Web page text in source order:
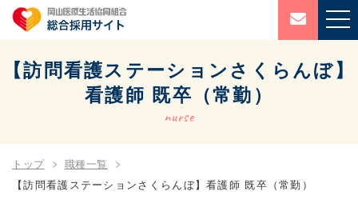
【訪問看護ステーションさくらんぼ】
看護師 既卒（常勤）
nurse
トップ
職種一覧
【訪問看護ステーションさくらんぼ】看護師 既卒（常勤）